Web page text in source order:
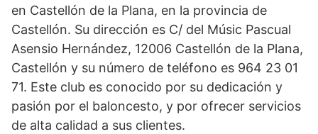
en Castellón de la Plana, en la provincia de
Castellón. Su dirección es C/ del Músic Pascual
Asensio Hernández, 12006 Castellón de la Plana,
Castellón y su número de teléfono es 964 23 01
71. Este club es conocido por su dedicación y
pasión por el baloncesto, y por ofrecer servicios
de alta calidad a sus clientes.